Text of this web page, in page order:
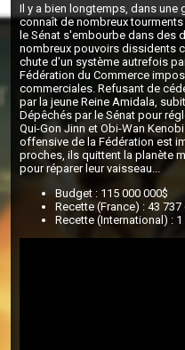
Il y a bien longtemps, dans une
connaît de nombreux
le Sénat s'embourbe dans des
nombreux pouvoirs dissidents
chute d'un système autrefois
Fédération du Commerce
commerciales. Refusant de
par la jeune Reine Amidala,
Dépêchés par le Sénat pour
Qui-Gon Jinn et Obi-Wan
offensive de la Fédération est
proches, ils quittent la planète
pour réparer leur vaisseau...
Budget : 115 000 000$
Recette (France) : 43 737
Recette (International) : 1